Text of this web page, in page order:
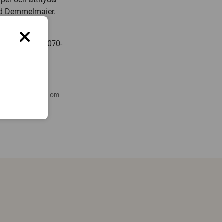
Demmelmaier.
471 34 16, 070-
forskning om